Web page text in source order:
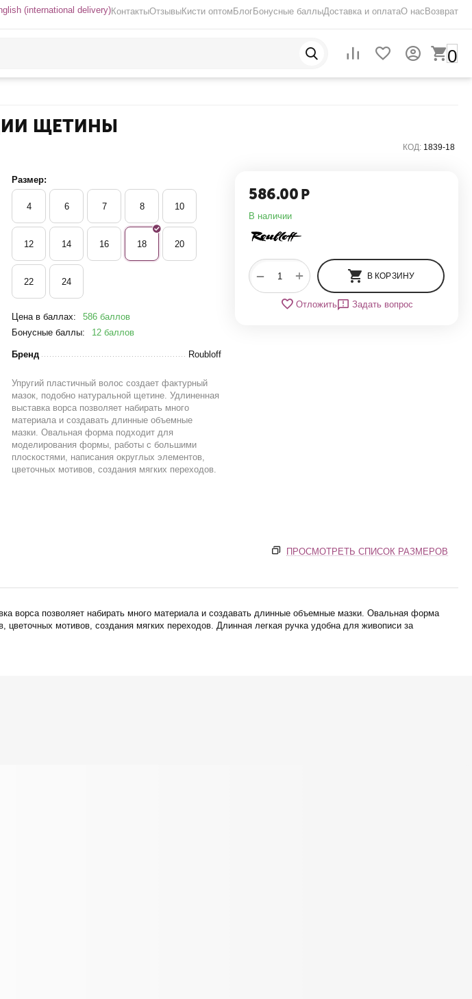
(international delivery)КонтактыОтзывыКисти оптомБлогБонусные баллыДоставка и оплатаО насВозврат
0
ЩЕТИНЫ
КОД: 1839-18
Размер:
4 6 7 8 10
12 14 16 18 20
22 24
Цена в баллах:
586 баллов
Бонусные баллы:
12 баллов
Бренд Roubloff
Упругий пластичный волос создает фактурный
мазок, подобно натуральной щетине. Удлиненная
выставка ворса позволяет набирать много
материала и создавать длинные объемные
мазки. Овальная форма подходит для
моделирования формы, работы с большими
плоскостями, написания округлых элементов,
цветочных мотивов, создания мягких переходов.
586.00 Р
В наличии
+
− В КОРЗИНУ
Отложить Задать вопрос
ПРОСМОТРЕТЬ СПИСОК РАЗМЕРОВ
ворса позволяет набирать много материала и создавать длинные объемные мазки. Овальная форма
мотивов, создания мягких переходов. Длинная легкая ручка удобна для живописи за